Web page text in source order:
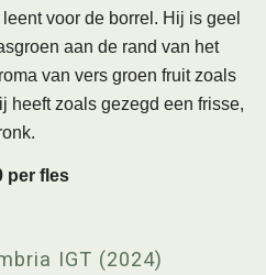
voor de borrel. Hij is geel
aan de rand van het
van vers groen fruit zoals
heeft zoals gezegd een frisse,
per fles
IGT (2024)